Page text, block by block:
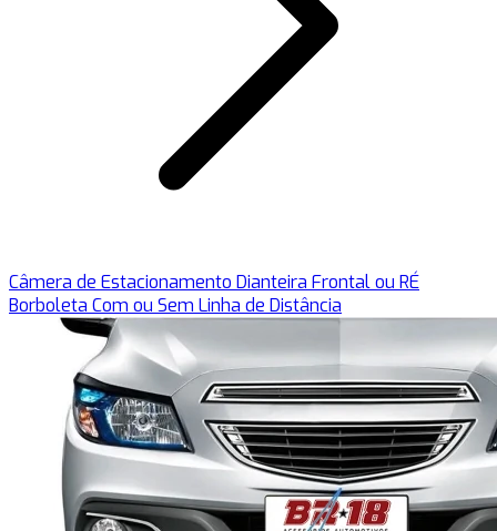
Câmera de Estacionamento Dianteira Frontal ou RÉ
Borboleta Com ou Sem Linha de Distância